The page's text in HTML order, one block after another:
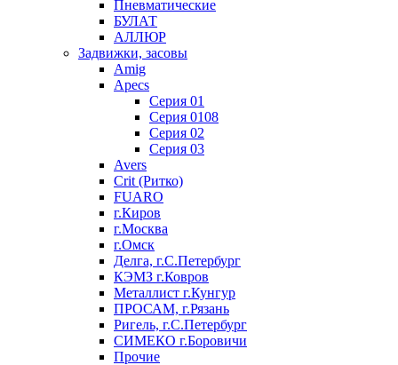
Пневматические
БУЛАТ
АЛЛЮР
Задвижки, засовы
Amig
Apecs
Серия 01
Серия 0108
Серия 02
Серия 03
Avers
Crit (Ритко)
FUARO
г.Киров
г.Москва
г.Омск
Делга, г.С.Петербург
КЭМЗ г.Ковров
Металлист г.Кунгур
ПРОСАМ, г.Рязань
Ригель, г.С.Петербург
СИМЕКО г.Боровичи
Прочие